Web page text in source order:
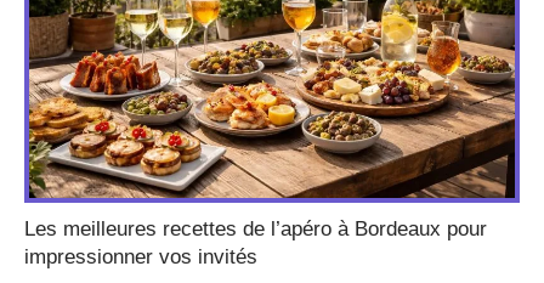
Les meilleures recettes de l’apéro à Bordeaux pour
impressionner vos invités